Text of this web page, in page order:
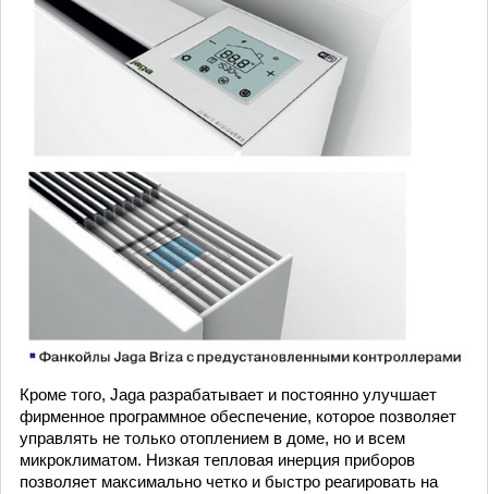
Кроме того, Jaga разрабатывает и постоянно улучшает
фирменное программное обеспечение, которое позволяет
управлять не только отоплением в доме, но и всем
микроклиматом. Низкая тепловая инерция приборов
позволяет максимально четко и быстро реагировать на